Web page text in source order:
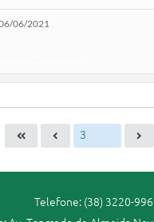
06/2021
Telefone: (38) 3220-